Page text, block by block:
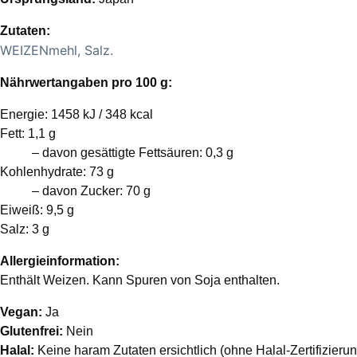
Zutaten:
WEIZENmehl, Salz.
Nährwertangaben pro 100 g:
Energie: 1458 kJ / 348 kcal
Fett: 1,1 g
– davon gesättigte Fettsäuren: 0,3 g
Kohlenhydrate: 73 g
– davon Zucker: 70 g
Eiweiß: 9,5 g
Salz: 3 g
Allergieinformation:
Enthält Weizen. Kann Spuren von Soja enthalten.
Vegan: Ja
Glutenfrei: Nein
Halal: Keine haram Zutaten ersichtlich (ohne Halal-